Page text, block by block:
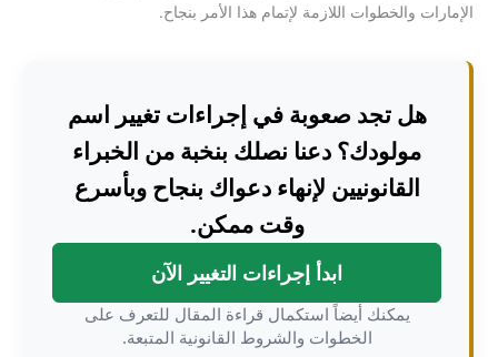
الإمارات والخطوات اللازمة لإتمام هذا الأمر بنجاح.
هل تجد صعوبة في إجراءات تغيير اسم
مولودك؟ دعنا نصلك بنخبة من الخبراء
القانونيين لإنهاء دعواك بنجاح وبأسرع
وقت ممكن.
ابدأ إجراءات التغيير الآن
يمكنك أيضاً استكمال قراءة المقال للتعرف على
الخطوات والشروط القانونية المتبعة.